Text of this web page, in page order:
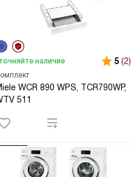
WCR 890 WPS, TCR790WP,
511
наличие 5 (2)